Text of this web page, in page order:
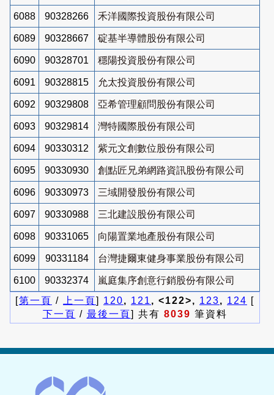
6088 90328266 禾洋國際投資股份有限公司
6089 90328667 碇基半導體股份有限公司
6090 90328701 穩陽投資股份有限公司
6091 90328815 允太投資股份有限公司
6092 90329808 亞希管理顧問股份有限公司
6093 90329814 灣特國際股份有限公司
6094 90330312 紫元文創數位股份有限公司
6095 90330930 創點匠兄弟網路資訊股份有限公司
6096 90330973 三域開發股份有限公司
6097 90330988 三北建設股份有限公司
6098 90331065 向陽置業地產股份有限公司
6099 90331184 台灣捷爾東健身事業股份有限公司
6100 90332374
嵐庭集序創意行銷股份有限公司
[第一頁 / 上一頁] 120, 121 , <122>, 123, 124 [
下一頁 / 最後一頁] 共有 8039 筆資料